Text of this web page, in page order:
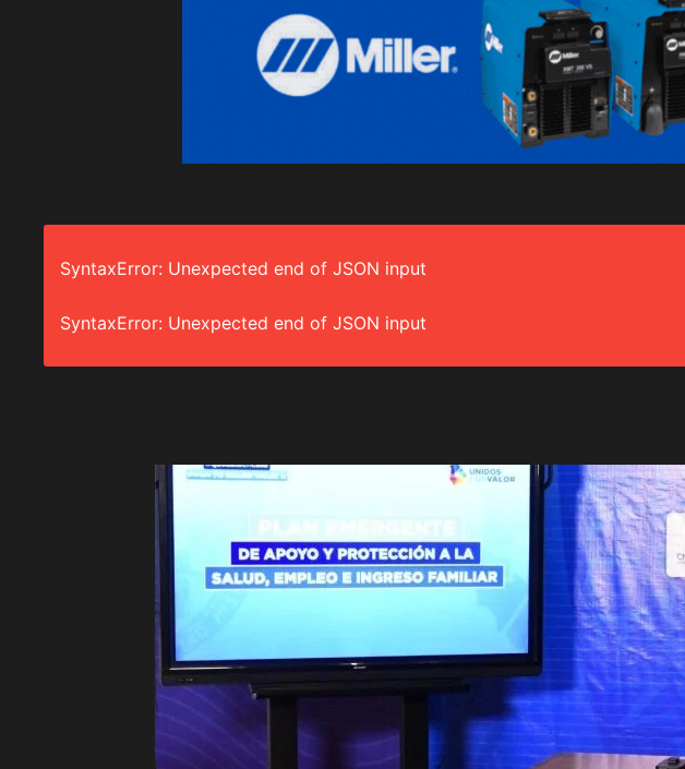
SyntaxError: Unexpected end of JSON input
SyntaxError: Unexpected end of JSON input